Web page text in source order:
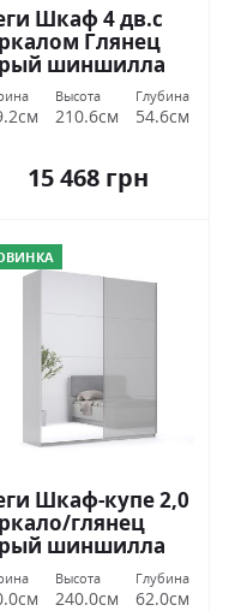
Шкаф 4 дв.с
Глянец
шиншилла
Высота
210.6см
Глубина
54.6см
15 468 грн
Шкаф-купе 2,0
глянец
шиншилла
Высота
240.0см
Глубина
62.0см